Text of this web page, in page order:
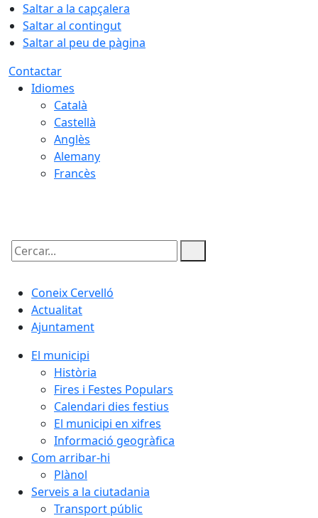
Saltar a la capçalera
Saltar al contingut
Saltar al peu de pàgina
Contactar
Idiomes
Català
Castellà
Anglès
Alemany
Francès
Cercar:
Coneix Cervelló
Actualitat
Ajuntament
El municipi
Història
Fires i Festes Populars
Calendari dies festius
El municipi en xifres
Informació geogràfica
Com arribar-hi
Plànol
Serveis a la ciutadania
Transport públic